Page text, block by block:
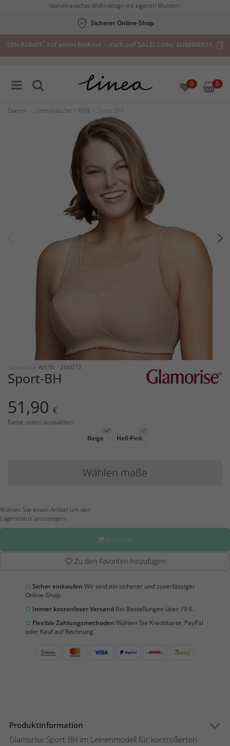
Skandinavisches Wohndesign mit eigenen Mustern.
Sicherer Online-Shop
15% Rabatt* auf einen Einkauf – auch auf SALE! Code: SUMMER15
0 0
Damen Unterwäsche BHs > Sport-BH
Glamorise Art.Nr.: 266072
Sport-BH
51,90 €
Farbe unten auswählen
Beige
Hell-Pink
Wählen maße
Wählen Sie einen Artikel um den
Lagerstatus anzuzeigen.
KAUFEN
Zu den Favoriten hinzufügen
Sicher einkaufen Wir sind ein sicherer und zuverlässiger
Online-Shop.
Immer kostenloser Versand Bei Bestellungen über 79 €.
Flexible Zahlungsmethoden Wählen Sie Kreditkarte, PayPal
oder Kauf auf Rechnung
Produktinformation
Glamorise Sport-BH im Leinenmodell für kontrollierten